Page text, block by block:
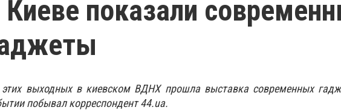
Киеве показали
выходных в киевском ВДНХ прошла выставка современных
побывал корреспондент 44.ua.